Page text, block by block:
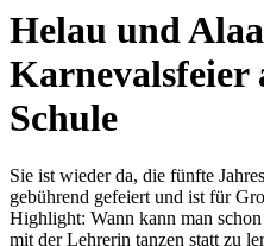
Helau und
Karnevalsfeier
Schule
Sie ist wieder da, die fünfte
gebührend gefeiert und ist für
Highlight: Wann kann man
mit der Lehrerin tanzen statt zu